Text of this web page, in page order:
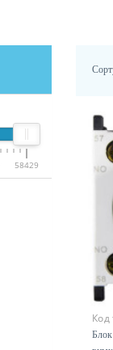
58429
Код